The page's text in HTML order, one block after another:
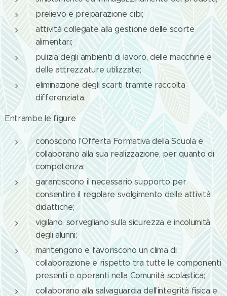
prelievo e preparazione cibi;
attività collegate alla gestione delle scorte
alimentari;
pulizia degli ambienti di lavoro, delle macchine e
delle attrezzature utilizzate;
eliminazione degli scarti tramite raccolta
differenziata.
Entrambe le figure
conoscono l'Offerta Formativa della Scuola e
collaborano alla sua realizzazione, per quanto di
competenza;
garantiscono il necessario supporto per
consentire il regolare svolgimento delle attività
didattiche;
vigilano, sorvegliano sulla sicurezza e incolumità
degli alunni;
mantengono e favoriscono un clima di
collaborazione e rispetto tra tutte le componenti
presenti e operanti nella Comunità scolastica;
collaborano alla salvaguardia dell'integrità fisica e